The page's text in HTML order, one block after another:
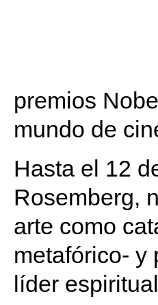
premios
mundo de
Hasta el 12
Rosemberg,
arte como
metafórico- y
líder